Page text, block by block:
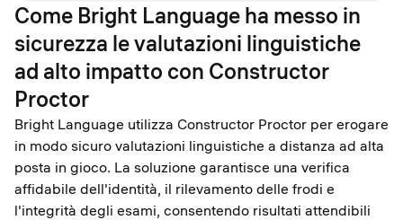
Come Bright Language ha messo in
sicurezza le valutazioni linguistiche
ad alto impatto con Constructor
Proctor
Bright Language utilizza Constructor Proctor per erogare
in modo sicuro valutazioni linguistiche a distanza ad alta
posta in gioco. La soluzione garantisce una verifica
affidabile dell'identità, il rilevamento delle frodi e
l'integrità degli esami, consentendo risultati attendibili